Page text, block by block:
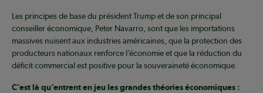
Les principes de base du président Trump et de son principal
conseiller économique, Peter Navarro, sont que les importations
massives nuisent aux industries américaines, que la protection des
producteurs nationaux renforce l’économie et que la réduction du
déficit commercial est positive pour la souveraineté économique.
C’est là qu’entrent en jeu les grandes théories économiques :